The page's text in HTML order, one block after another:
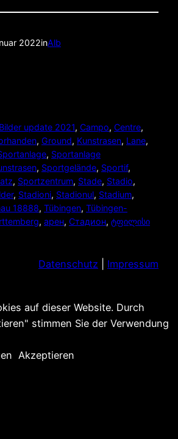
2022inAlb
Bilder update 2021, Campo, Centre
, Ground, Kunstrasen, Lane
, Sportanlage
, Sportgelände, Sportif
, Sportzentrum, Stade, Stadio
, Stadioni, Stadionul, Stadium
18888, Tübingen, Tübingen-
, арен, Стадион, ტფილისი
Datenschutz Impressum
auf dieser Website. Durch
stimmen Sie der Verwendung
Akzeptieren